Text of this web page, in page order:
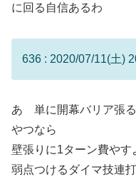
に回る自信あるわ
636 : 2020/07/11(土)
あ 単に開幕バリア張
やつなら
壁張りに1ターン費や
弱点つけるダイマ技連